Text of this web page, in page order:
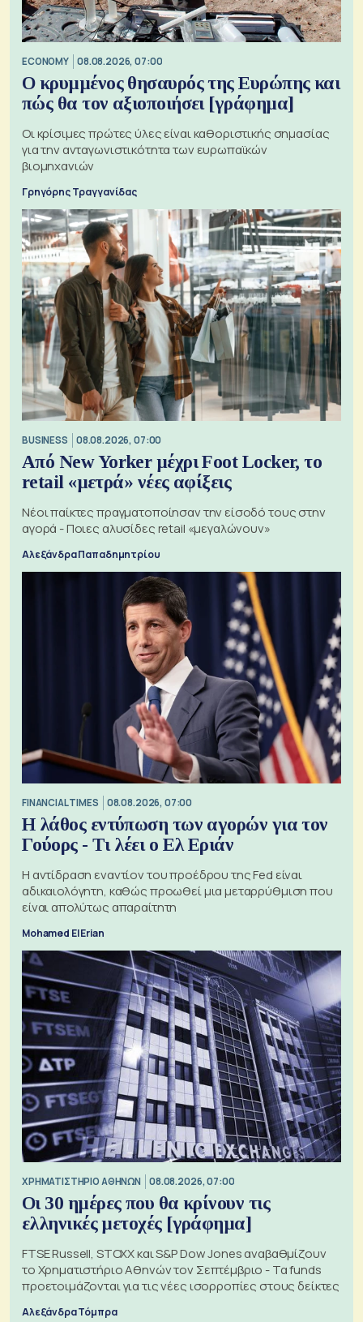
ECONOMY 08.08.2026, 07:00
Ο κρυμμένος θησαυρός της Ευρώπης και
πώς θα τον αξιοποιήσει [γράφημα]
Οι κρίσιμες πρώτες ύλες είναι καθοριστικής σημασίας
για την ανταγωνιστικότητα των ευρωπαϊκών
βιομηχανιών
Γρηγόρης Τραγγανίδας
BUSINESS 08.08.2026, 07:00
Από New Yorker μέχρι Foot Locker, το
retail «μετρά» νέες αφίξεις
Νέοι παίκτες πραγματοποίησαν την είσοδό τους στην
αγορά - Ποιες αλυσίδες retail «μεγαλώνουν»
Αλεξάνδρα Παπαδημητρίου
FINANCIAL TIMES 08.08.2026, 07:00
Η λάθος εντύπωση των αγορών για τον
Γούορς - Τι λέει ο Ελ Εριάν
Η αντίδραση εναντίον του προέδρου της Fed είναι
αδικαιολόγητη, καθώς προωθεί μια μεταρρύθμιση που
είναι απολύτως απαραίτητη
Mohamed El Erian
XΡΗΜΑΤΙΣΤΗΡΙΟ ΑΘΗΝΩΝ 08.08.2026, 07:00
Οι 30 ημέρες που θα κρίνουν τις
ελληνικές μετοχές [γράφημα]
FTSE Russell, STOXX και S&P Dow Jones αναβαθμίζουν
το Χρηματιστήριο Αθηνών τον Σεπτέμβριο - Τα funds
προετοιμάζονται για τις νέες ισορροπίες στους δείκτες
Αλεξάνδρα Τόμπρα